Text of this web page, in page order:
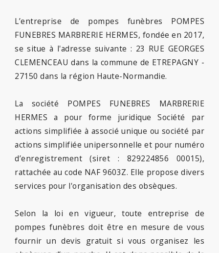
L’entreprise de pompes funèbres POMPES
FUNEBRES MARBRERIE HERMES, fondée en 2017,
se situe à l'adresse suivante : 23 RUE GEORGES
CLEMENCEAU dans la commune de ETREPAGNY -
27150 dans la région Haute-Normandie.
La société POMPES FUNEBRES MARBRERIE
HERMES a pour forme juridique Société par
actions simplifiée à associé unique ou société par
actions simplifiée unipersonnelle et pour numéro
d’enregistrement (siret : 829224856 00015),
rattachée au code NAF 9603Z. Elle propose divers
services pour l'organisation des obsèques.
Selon la loi en vigueur, toute entreprise de
pompes funèbres doit être en mesure de vous
fournir un devis gratuit si vous organisez les